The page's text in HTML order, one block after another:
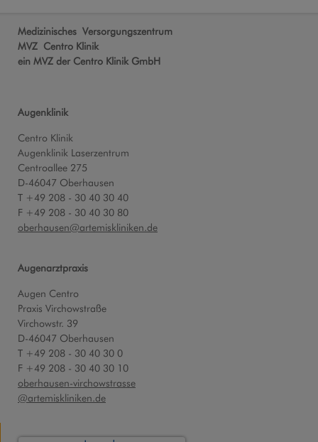
Medizinisches Versorgungszentrum
MVZ Centro Klinik
ein MVZ der Centro Klinik GmbH
Augenklinik
Centro Klinik
Augenklinik Laserzentrum
Centroallee 275
D-46047 Oberhausen
T +49 208 - 30 40 30 40
F +49 208 - 30 40 30 80
oberhausen@artemiskliniken.de
Augenarztpraxis
Augen Centro
Praxis Virchowstraße
Virchowstr. 39
D-46047 Oberhausen
T +49 208 - 30 40 30 0
F +49 208 - 30 40 30 10
oberhausen-virchowstrasse
@artemiskliniken.de